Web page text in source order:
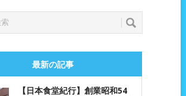
最新の記事
【日本食堂紀行】創業昭和54